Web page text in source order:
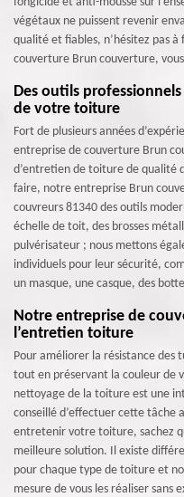
végétaux ne puissent revenir
qualité et fiables, n’hésitez pas
couverture Brun couverture,
Des outils
de votre toiture
Fort de plusieurs années
entreprise de couverture Brun
d’entretien de toiture de qualité
faire, notre entreprise Brun
couvreurs 81340 des outils
échelle de toit, des brosses
pulvérisateur ; nous mettons
individuels pour leur sécurité,
un masque, une casque, des
Notre entreprise de
l’entretien toiture
Pour améliorer la résistance des
tout en préservant la couleur de
nettoyage de la toiture est une
conseillé d’effectuer cette tâche
entretenir votre toiture, sachez
meilleure solution. Il existe
pour chaque type de toiture et
mesure de vous les réaliser sans